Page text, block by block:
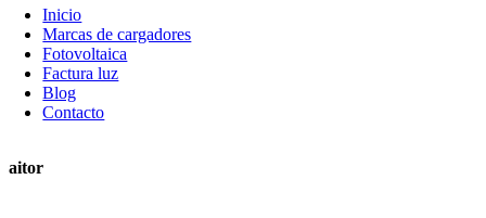
Inicio
Marcas de cargadores
Fotovoltaica
Factura luz
Blog
Contacto
aitor